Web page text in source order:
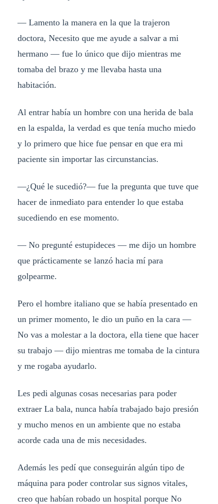
— Lamento la manera en la que la trajeron
doctora, Necesito que me ayude a salvar a mi
hermano — fue lo único que dijo mientras me
tomaba del brazo y me llevaba hasta una
habitación.
Al entrar había un hombre con una herida de bala
en la espalda, la verdad es que tenía mucho miedo
y lo primero que hice fue pensar en que era mi
paciente sin importar las circunstancias.
—¿Qué le sucedió?— fue la pregunta que tuve que
hacer de inmediato para entender lo que estaba
sucediendo en ese momento.
— No pregunté estupideces — me dijo un hombre
que prácticamente se lanzó hacia mí para
golpearme.
Pero el hombre italiano que se había presentado en
un primer momento, le dio un puño en la cara —
No vas a molestar a la doctora, ella tiene que hacer
su trabajo — dijo mientras me tomaba de la cintura
y me rogaba ayudarlo.
Les pedi algunas cosas necesarias para poder
extraer La bala, nunca había trabajado bajo presión
y mucho menos en un ambiente que no estaba
acorde cada una de mis necesidades.
Además les pedí que conseguirán algún tipo de
máquina para poder controlar sus signos vitales,
creo que habían robado un hospital porque No